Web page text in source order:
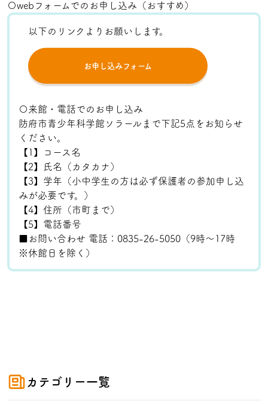
〇webフォームでのお申し込み（おすすめ）
以下のリンクよりお願いします。
お申し込みフォーム
〇来館・電話でのお申し込み
防府市青少年科学館ソラールまで下記5点をお知らせ
ください。
【1】コース名
【2】氏名（カタカナ）
【3】学年（小中学生の方は必ず保護者の参加申し込
みが必要です。）
【4】住所（市町まで）
【5】電話番号
■お問い合わせ 電話：0835-26-5050（9時～17時
※休館日を除く）
カテゴリー一覧